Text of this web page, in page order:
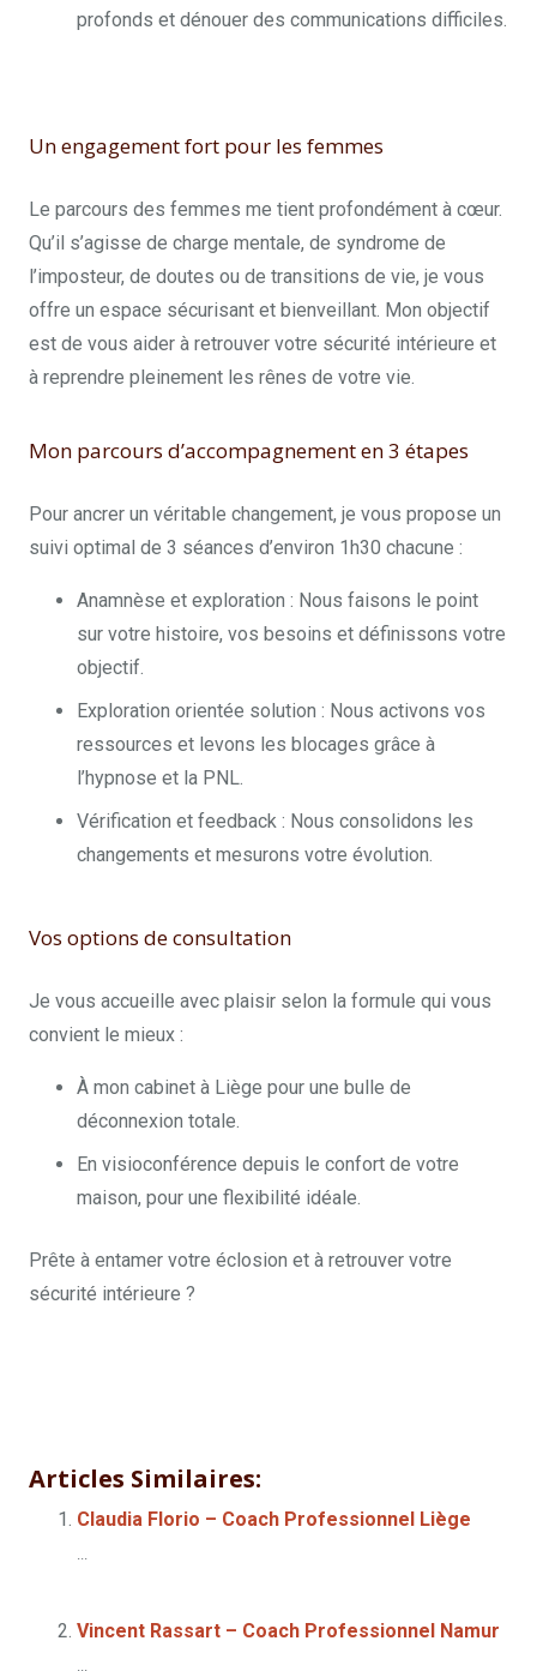
profonds et dénouer des communications difficiles.
Un engagement fort pour les femmes
Le parcours des femmes me tient profondément à cœur.
Qu’il s’agisse de charge mentale, de syndrome de
l’imposteur, de doutes ou de transitions de vie, je vous
offre un espace sécurisant et bienveillant. Mon objectif
est de vous aider à retrouver votre sécurité intérieure et
à reprendre pleinement les rênes de votre vie.
Mon parcours d’accompagnement en 3 étapes
Pour ancrer un véritable changement, je vous propose un
suivi optimal de 3 séances d’environ 1h30 chacune :
Anamnèse et exploration : Nous faisons le point
sur votre histoire, vos besoins et définissons votre
objectif.
Exploration orientée solution : Nous activons vos
ressources et levons les blocages grâce à
l’hypnose et la PNL.
Vérification et feedback : Nous consolidons les
changements et mesurons votre évolution.
Vos options de consultation
Je vous accueille avec plaisir selon la formule qui vous
convient le mieux :
À mon cabinet à Liège pour une bulle de
déconnexion totale.
En visioconférence depuis le confort de votre
maison, pour une flexibilité idéale.
Prête à entamer votre éclosion et à retrouver votre
sécurité intérieure ?
Articles Similaires:
Claudia Florio – Coach Professionnel Liège
...
Vincent Rassart – Coach Professionnel Namur
...